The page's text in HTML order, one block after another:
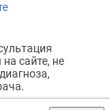
сайте, не